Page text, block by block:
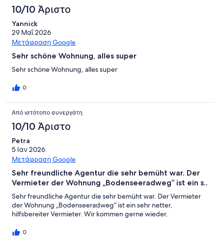
10/10 Άριστο
Yannick
29 Μαΐ 2026
Μετάφραση Google
Sehr schöne Wohnung, alles super
Sehr schöne Wohnung, alles super
0
Από ιστότοπο συνεργάτη
10/10 Άριστο
Petra
5 Ιαν 2026
Μετάφραση Google
Sehr freundliche Agentur die sehr bemüht war. Der
Vermieter der Wohnung „Bodenseeradweg“ ist ein s..
Sehr freundliche Agentur die sehr bemüht war. Der Vermieter
der Wohnung „Bodenseeradweg“ ist ein sehr netter,
hilfsbereiter Vermieter. Wir kommen gerne wieder.
0